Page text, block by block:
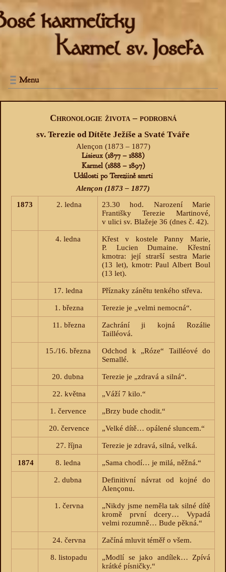
Menu
Chronologie života – podrobná
sv. Terezie od Dítěte Ježíše a Svaté Tváře
Alençon (1873 – 1877)
Lisieux (1877 – 1888)
Karmel (1888 – 1897)
Události po Tereziině smrti
Alençon (1873 – 1877)
1873
2. ledna
23.30 hod. Narození Marie
Františky Terezie Martinové,
v ulici sv. Blažeje 36 (dnes č. 42).
4. ledna
Křest v kostele Panny Marie,
P. Lucien Dumaine. Křestní
kmotra: její strarší sestra Marie
(13 let), kmotr: Paul Albert Boul
(13 let).
17. ledna Příznaky zánětu tenkého střeva.
1. března Terezie je „velmi nemocná“.
11. března
Zachrání ji kojná Rozálie
Tailléová.
15./16. března
Odchod k „Róze“ Tailléové do
Semallé.
20. dubna Terezie je „zdravá a silná“.
22. května „Váží 7 kilo.“
1. července „Brzy bude chodit.“
20. července „Velké dítě… opálené sluncem.“
27. října Terezie je zdravá, silná, velká.
1874 8. ledna „Sama chodí… je milá, něžná.“
2. dubna
Definitivní návrat od kojné do
Alençonu.
1. června
„Nikdy jsme neměla tak silné dítě
kromě první dcery… Vypadá
velmi rozumně… Bude pěkná.“
24. června Začíná mluvit téměř o všem.
8. listopadu
„Modlí se jako andílek… Zpívá
krátké písničky.“